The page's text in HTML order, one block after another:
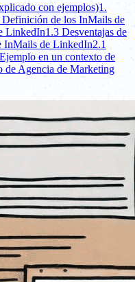
con ejemplos)1.
Definición de los InMails de
LinkedIn1.3 Desventajas de
InMails de LinkedIn2.1
en un contexto de
de Agencia de Marketing